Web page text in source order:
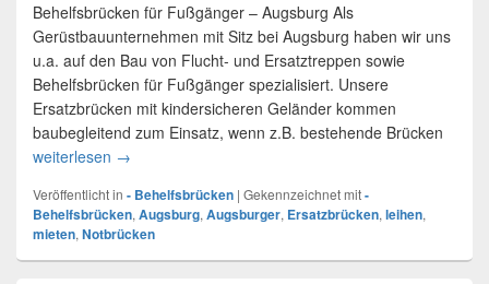
Behelfsbrücken für Fußgänger – Augsburg Als
Gerüstbauunternehmen mit Sitz bei Augsburg haben wir uns
u.a. auf den Bau von Flucht- und Ersatztreppen sowie
Behelfsbrücken für Fußgänger spezialisiert. Unsere
Ersatzbrücken mit kindersicheren Geländer kommen
baubegleitend zum Einsatz, wenn z.B. bestehende Brücken
weiterlesen Provisorische Fußgängerbrücken – Augsburg
→
Veröffentlicht in - Behelfsbrücken | Gekennzeichnet mit-
Behelfsbrücken, Augsburg, Augsburger, Ersatzbrücken, leihen,
mieten, Notbrücken